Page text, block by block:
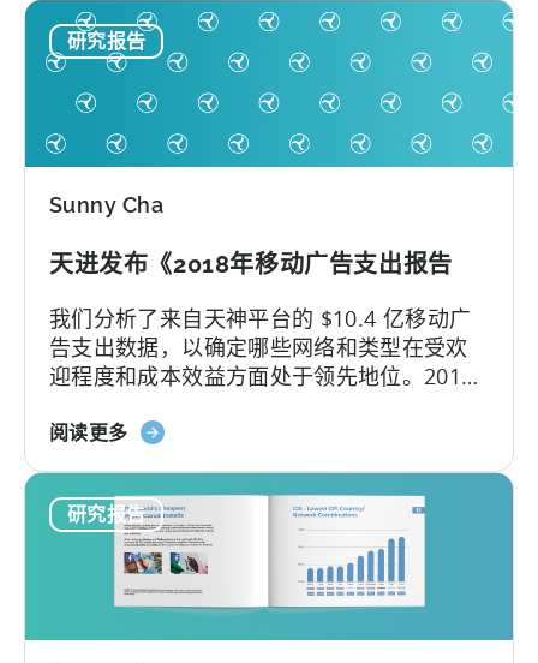
闲游戏并非西方现象。事实上，发行商正越
来越多地投入资源...
超
休
闲
游
国：
市
场
分
析
与
洞
察
（China
Joy
Recap）
研究报告
Sunny Cha
天进发布《2018年移动广告支出报告
我们分析了来自天神平台的 $10.4 亿移动广
告支出数据，以确定哪些网络和类型在受欢
迎程度和成本效益方面处于领先地位。2018
漫长得多。在短短的十二个月里发生了太多
阅读更多关
《天
神
发
布
2018
研究报告